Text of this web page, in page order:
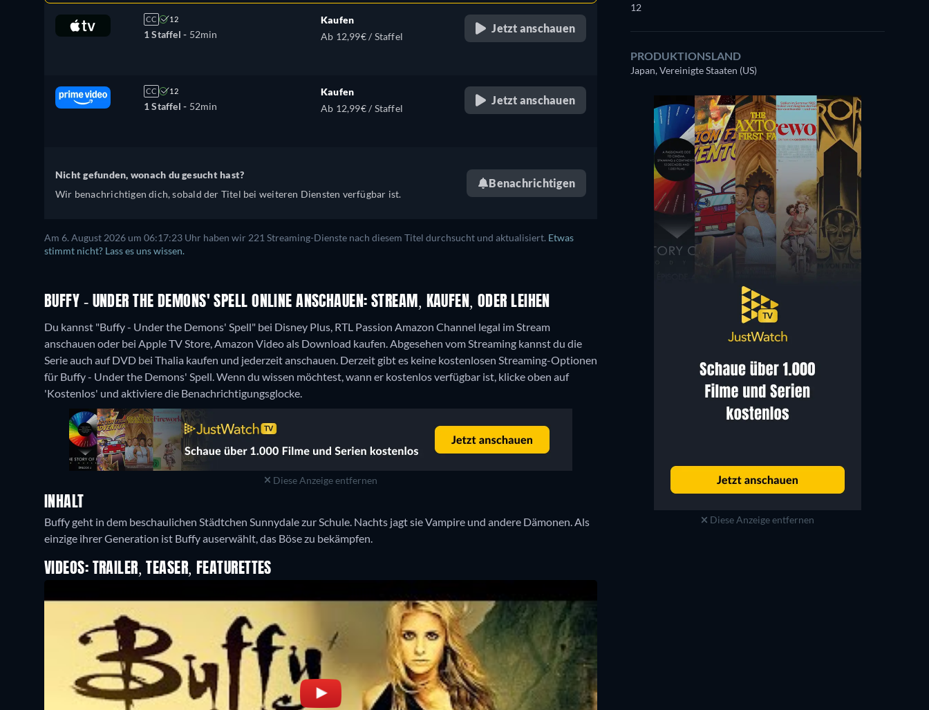
CC 12
1 Staffel - 52min
Kaufen
Ab 12,99€ / Staffel
Jetzt anschauen
CC 12
1 Staffel - 52min
Kaufen
Ab 12,99€ / Staffel
Jetzt anschauen
Nicht gefunden, wonach du gesucht hast?
Wir benachrichtigen dich, sobald der Titel bei weiteren Diensten verfügbar ist.
Benachrichtigen
Am 6. August 2026 um 06:17:23 Uhr haben wir 221 Streaming-Dienste nach diesem Titel durchsucht und aktualisiert. Etwas
stimmt nicht? Lass es uns wissen.
BUFFY - UNDER THE DEMONS' SPELL ONLINE ANSCHAUEN: STREAM, KAUFEN, ODER LEIHEN
Du kannst "Buffy - Under the Demons' Spell" bei Disney Plus, RTL Passion Amazon Channel legal im Stream
anschauen oder bei Apple TV Store, Amazon Video als Download kaufen. Abgesehen vom Streaming kannst du die
Serie auch auf DVD bei Thalia kaufen und jederzeit anschauen. Derzeit gibt es keine kostenlosen Streaming-Optionen
für Buffy - Under the Demons' Spell. Wenn du wissen möchtest, wann er kostenlos verfügbar ist, klicke oben auf
'Kostenlos' und aktiviere die Benachrichtigungsglocke.
Diese Anzeige entfernen
INHALT
Buffy geht in dem beschaulichen Städtchen Sunnydale zur Schule. Nachts jagt sie Vampire und andere Dämonen. Als
einzige ihrer Generation ist Buffy auserwählt, das Böse zu bekämpfen.
VIDEOS: TRAILER, TEASER, FEATURETTES
12
PRODUKTIONSLAND
Japan, Vereinigte Staaten (US)
Diese Anzeige entfernen